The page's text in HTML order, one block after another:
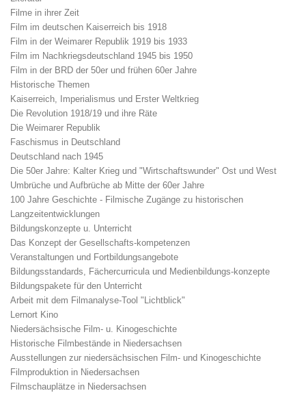
Filme in ihrer Zeit
Film im deutschen Kaiserreich bis 1918
Film in der Weimarer Republik 1919 bis 1933
Film im Nachkriegsdeutschland 1945 bis 1950
Film in der BRD der 50er und frühen 60er Jahre
Historische Themen
Kaiserreich, Imperialismus und Erster Weltkrieg
Die Revolution 1918/19 und ihre Räte
Die Weimarer Republik
Faschismus in Deutschland
Deutschland nach 1945
Die 50er Jahre: Kalter Krieg und "Wirtschaftswunder" Ost und West
Umbrüche und Aufbrüche ab Mitte der 60er Jahre
100 Jahre Geschichte - Filmische Zugänge zu historischen
Langzeitentwicklungen
Bildungskonzepte u. Unterricht
Das Konzept der Gesellschafts-kompetenzen
Veranstaltungen und Fortbildungsangebote
Bildungsstandards, Fächercurricula und Medienbildungs-konzepte
Bildungspakete für den Unterricht
Arbeit mit dem Filmanalyse-Tool "Lichtblick"
Lernort Kino
Niedersächsische Film- u. Kinogeschichte
Historische Filmbestände in Niedersachsen
Ausstellungen zur niedersächsischen Film- und Kinogeschichte
Filmproduktion in Niedersachsen
Filmschauplätze in Niedersachsen